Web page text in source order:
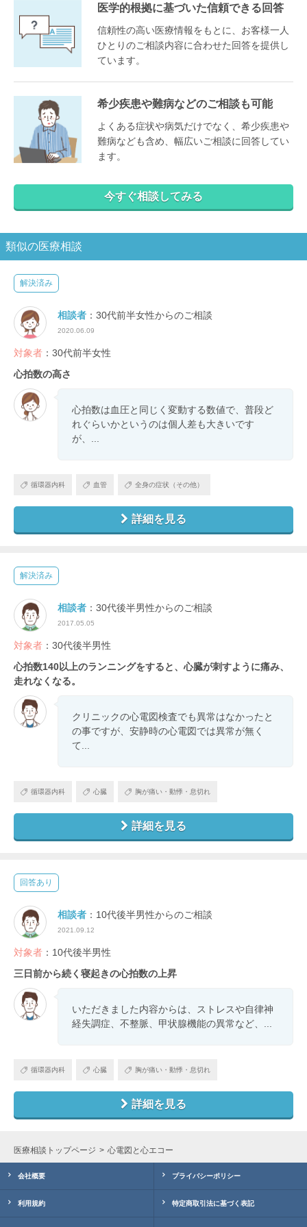
医学的根拠に基づいた信頼できる回答
信頼性の高い医療情報をもとに、お客様一人
ひとりのご相談内容に合わせた回答を提供し
ています。
希少疾患や難病などのご相談も可能
よくある症状や病気だけでなく、希少疾患や
難病なども含め、幅広いご相談に回答してい
ます。
今すぐ相談してみる
類似の医療相談
解決済み
相談者 ：30代前半女性からのご相談
2020.06.09
対象者 ：30代前半女性
心拍数の高さ
心拍数は血圧と同じく変動する数値で、普段ど
れぐらいかというのは個人差も大きいです
が、...
循環器内科 血管 全身の症状（その他）
詳細を見る
解決済み
相談者 ：30代後半男性からのご相談
2017.05.05
対象者 ：30代後半男性
心拍数140以上のランニングをすると、心臓が刺すように痛み、
走れなくなる。
クリニックの心電図検査でも異常はなかったと
の事ですが、安静時の心電図では異常が無く
て...
循環器内科 心臓 胸が痛い・動悸・息切れ
詳細を見る
回答あり
相談者 ：10代後半男性からのご相談
2021.09.12
対象者 ：10代後半男性
三日前から続く寝起きの心拍数の上昇
いただきました内容からは、ストレスや自律神
経失調症、不整脈、甲状腺機能の異常など、...
循環器内科 心臓 胸が痛い・動悸・息切れ
詳細を見る
医療相談トップページ 心電図と心エコー
会社概要 プライバシーポリシー
利用規約 特定商取引法に基づく表記